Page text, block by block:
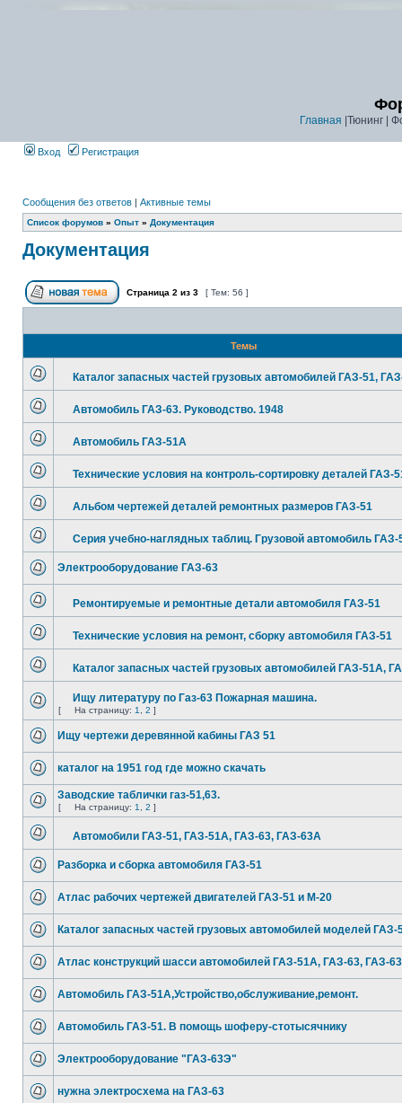
Главная |Тюнинг |
Вход Регистрация
Сообщения без ответов | Активные темы
Список форумов » Опыт » Документация
Документация
Страница 2 из 3 [ Тем: 56 ]
Темы
Каталог запасных частей грузовых автомобилей ГАЗ-51,
Автомобиль ГАЗ-63. Руководство. 1948
Автомобиль ГАЗ-51А
Технические условия на контроль-сортировку деталей ГАЗ-
Альбом чертежей деталей ремонтных размеров ГАЗ-51
Серия учебно-наглядных таблиц. Грузовой автомобиль ГАЗ-
Электрооборудование ГАЗ-63
Ремонтируемые и ремонтные детали автомобиля ГАЗ-51
Технические условия на ремонт, сборку автомобиля ГАЗ-51
Каталог запасных частей грузовых автомобилей ГАЗ-51А,
Ищу литературу по Газ-63 Пожарная машина.
[ На страницу: 1 2 ]
Ищу чертежи деревянной кабины ГАЗ 51
каталог на 1951 год где можно скачать
Заводские таблички газ-51,63.
[ На страницу: 1 2 ]
Автомобили ГАЗ-51, ГАЗ-51А, ГАЗ-63, ГАЗ-63А
Разборка и сборка автомобиля ГАЗ-51
Атлас рабочих чертежей двигателей ГАЗ-51 и М-20
Каталог запасных частей грузовых автомобилей моделей ГАЗ-
Атлас конструкций шасси автомобилей ГАЗ-51А, ГАЗ-63, ГАЗ-
Автомобиль ГАЗ-51А,Устройство,обслуживание,ремонт.
Автомобиль ГАЗ-51. В помощь шоферу-стотысячнику
Электрооборудование "ГАЗ-63Э"
нужна электросхема на ГАЗ-63